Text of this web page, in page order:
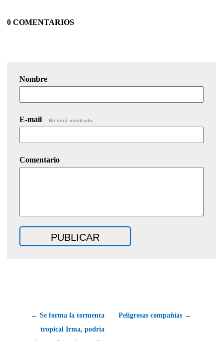
0 COMENTARIOS
Nombre
E-mail No será mostrado.
Comentario
← Se forma la tormenta
tropical Irma, podría
Peligrosas compañías →